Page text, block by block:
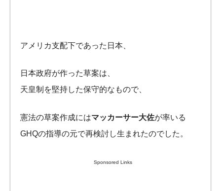
アメリカ支配下であった日本、
日本政府が作った草案は、
天皇制を堅持した保守的なもので、
憲法の草案作成にはマッカーサー大佐が率いる
GHQの指導の元で再検討し生まれたのでした。
Sponsored Links